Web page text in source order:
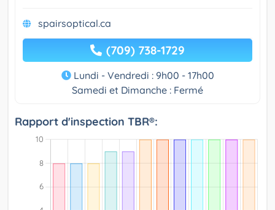
spairsoptical.ca
(709) 738-1729
Lundi - Vendredi : 9h00 - 17h00
Samedi et Dimanche : Fermé
Rapport d'inspection TBR®: